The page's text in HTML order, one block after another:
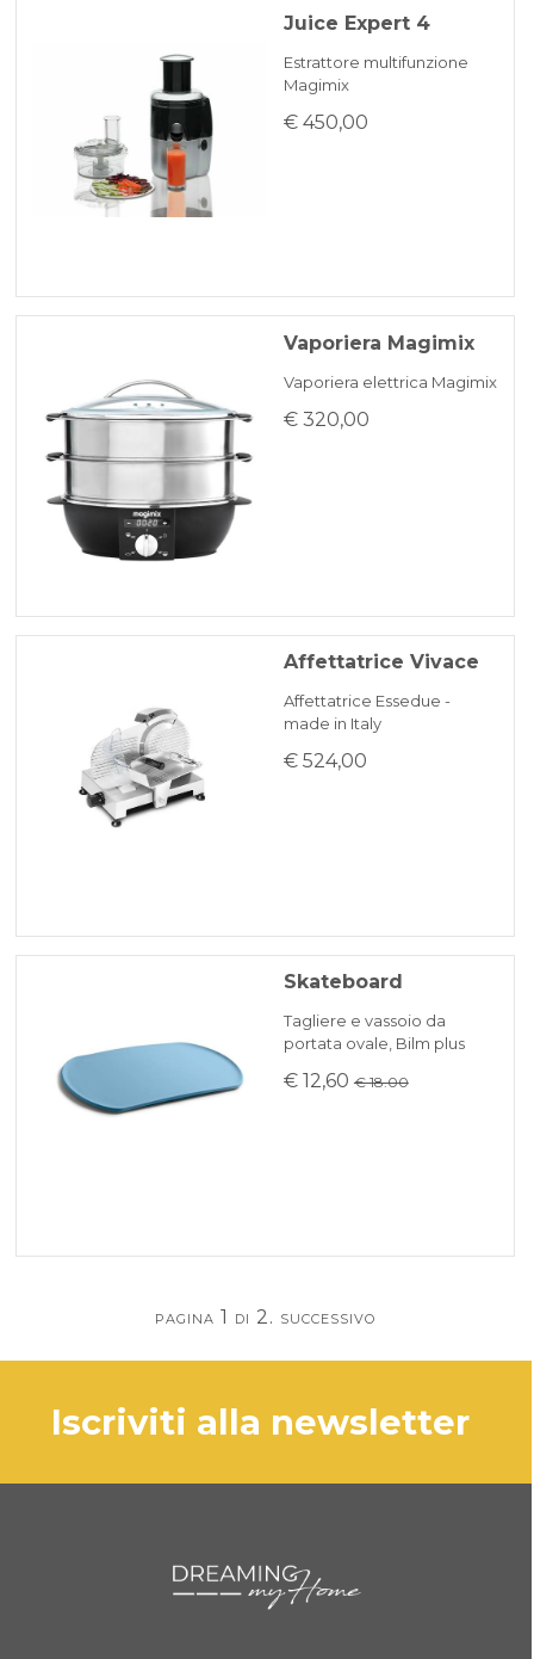
Juice Expert 4
Estrattore multifunzione
Magimix
€ 450,00
Vaporiera Magimix
Vaporiera elettrica Magimix
€ 320,00
Affettatrice Vivace
Affettatrice Essedue -
made in Italy
€ 524,00
Skateboard
Tagliere e vassoio da
portata ovale, Bilm plus
€ 12,60 € 18.00
pagina 1 di 2. successivo
iscriviti alla newsletter